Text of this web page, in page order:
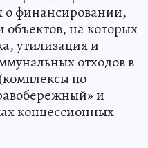
о финансировании,
объектов, на которых
утилизация и
отходов в
по
и
концессионных